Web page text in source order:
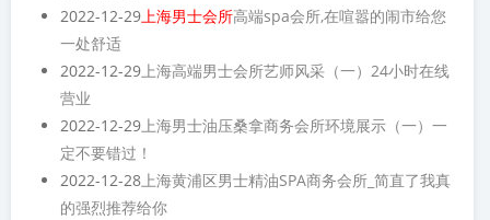
2022-12-29上海男士会所高端spa会所,在喧嚣的闹市给您
一处舒适
2022-12-29上海高端男士会所艺师风采（一）24小时在线
营业
2022-12-29上海男士油压桑拿商务会所环境展示（一）一
定不要错过！
2022-12-28上海黄浦区男士精油SPA商务会所_简直了我真
的强烈推荐给你